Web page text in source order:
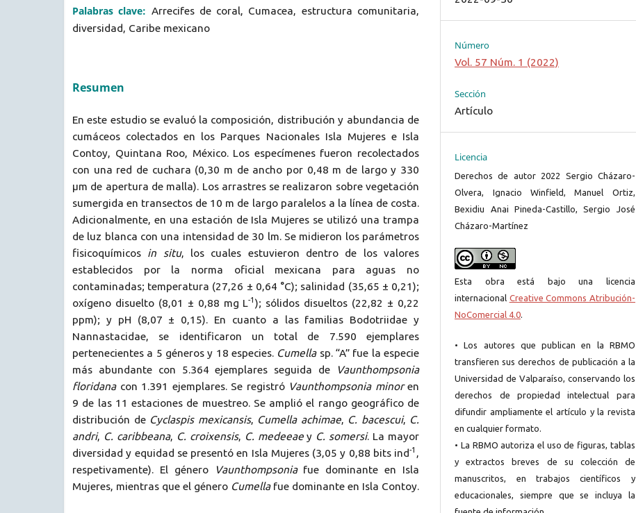
Palabras clave: Arrecifes de coral, Cumacea, estructura comunitaria,
diversidad, Caribe mexicano
Resumen
En este estudio se evaluó la composición, distribución y abundancia de
cumáceos colectados en los Parques Nacionales Isla Mujeres e Isla
Contoy, Quintana Roo, México. Los especímenes fueron recolectados
con una red de cuchara (0,30 m de ancho por 0,48 m de largo y 330
µm de apertura de malla). Los arrastres se realizaron sobre vegetación
sumergida en transectos de 10 m de largo paralelos a la línea de costa.
Adicionalmente, en una estación de Isla Mujeres se utilizó una trampa
de luz blanca con una intensidad de 30 lm. Se midieron los parámetros
fisicoquímicos in situ, los cuales estuvieron dentro de los valores
establecidos por la norma oficial mexicana para aguas no
contaminadas; temperatura (27,26 ± 0,64 °C); salinidad (35,65 ± 0,21);
oxígeno disuelto (8,01 ± 0,88 mg L-1); sólidos disueltos (22,82 ± 0,22
ppm); y pH (8,07 ± 0,15). En cuanto a las familias Bodotriidae y
Nannastacidae, se identificaron un total de 7.590 ejemplares
pertenecientes a 5 géneros y 18 especies. Cumellasp. “A” fue la especie
más abundante con 5.364 ejemplares seguida de
Vaunthompsonia
floridanacon 1.391 ejemplares. Se registró Vaunthompsonia minoren
9 de las 11 estaciones de muestreo. Se amplió el rango geográfico de
distribución de Cyclaspismexicansis, Cumella achimae, C. bacescui, C.
andri, C. caribbeana, C. croixensis, C. medeeaey C. somersi. La mayor
diversidad y equidad se presentó en Isla Mujeres (3,05 y 0,88 bits ind-1 ,
respetivamente). El género
Vaunthompsoniafue dominante en Isla
Mujeres, mientras que el género Cumellafue dominante en Isla Contoy.
Número
Vol. 57 Núm. 1 (2022)
Sección
Artículo
Licencia
Derechos de autor 2022 Sergio Cházaro-
Olvera, Ignacio Winfield, Manuel Ortiz,
Bexidiu Anai Pineda-Castillo, Sergio José
Cházaro-Martínez
Esta obra está bajo una licencia
internacional Creative Commons Atribución-
NoComercial 4.0.
• Los autores que publican en la RBMO
transfieren sus derechos de publicación a la
Universidad de Valparaíso, conservando los
derechos de propiedad intelectual para
difundir ampliamente el artículo y la revista
en cualquier formato.
• La RBMO autoriza el uso de figuras, tablas
y extractos breves de su colección de
manuscritos, en trabajos científicos y
educacionales, siempre que se incluya la